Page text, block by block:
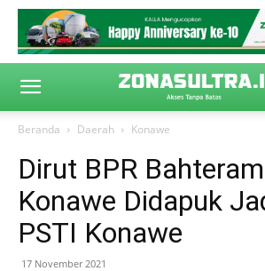
Beranda Daerah Konawe
Dirut BPR
Konawe Didapuk
PSTI Konawe
17 November 2021